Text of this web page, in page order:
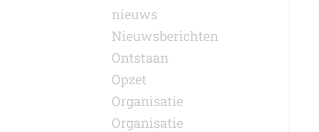
nieuws
Nieuwsberichten
Ontstaan
Opzet
Organisatie
Organisatie